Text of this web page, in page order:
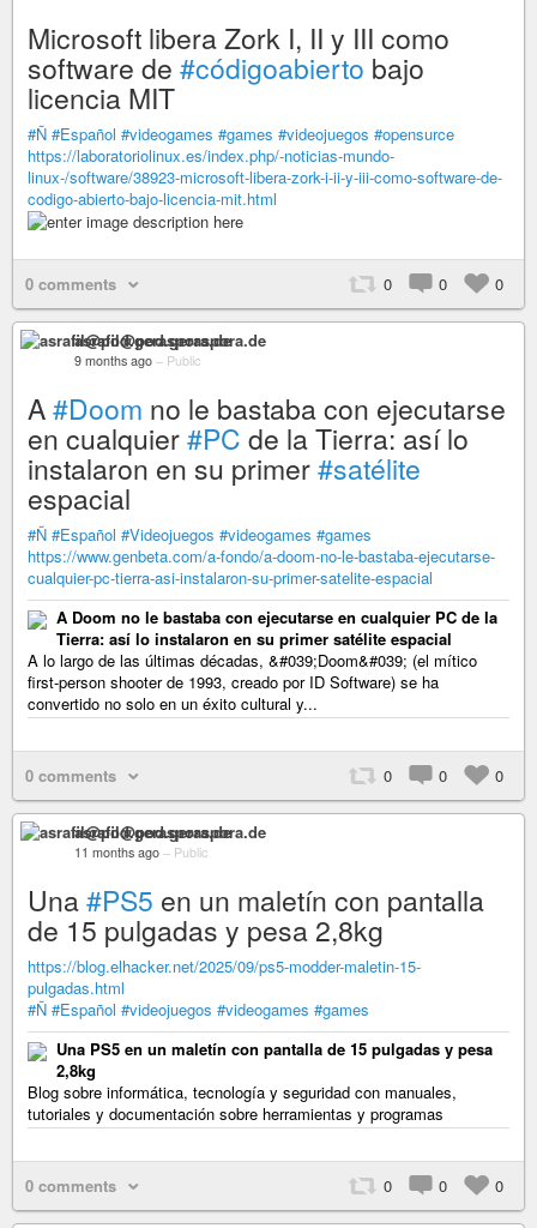
Microsoft libera Zork I, II y III como
software de #códigoabierto bajo
licencia MIT
#Ñ #Español #videogames #games #videojuegos #opensurce
https://laboratoriolinux.es/index.php/-noticias-mundo-
linux-/software/38923-microsoft-libera-zork-i-ii-y-iii-como-software-de-
codigo-abierto-bajo-licencia-mit.html
0 comments 0 0 0
asrafil@pod.geraspora.de
9 months ago – Public
A#Doom no le bastaba con ejecutarse
en cualquier#PC de la Tierra: así lo
instalaron en su primer#satélite
espacial
#Ñ #Español #Videojuegos #videogames #games
https://www.genbeta.com/a-fondo/a-doom-no-le-bastaba-ejecutarse-
cualquier-pc-tierra-asi-instalaron-su-primer-satelite-espacial
A Doom no le bastaba con ejecutarse en cualquier PC de la
Tierra: así lo instalaron en su primer satélite espacial
A lo largo de las últimas décadas, &#039;Doom&#039; (el mítico
first-person shooter de 1993, creado por ID Software) se ha
convertido no solo en un éxito cultural y...
0 comments 0 0 0
asrafil@pod.geraspora.de
11 months ago – Public
Una#PS5 en un maletín con pantalla
de 15 pulgadas y pesa 2,8kg
https://blog.elhacker.net/2025/09/ps5-modder-maletin-15-
pulgadas.html
#Ñ #Español #videojuegos #videogames #games
Una PS5 en un maletín con pantalla de 15 pulgadas y pesa
2,8kg
Blog sobre informática, tecnología y seguridad con manuales,
tutoriales y documentación sobre herramientas y programas
0 comments 0 0 0